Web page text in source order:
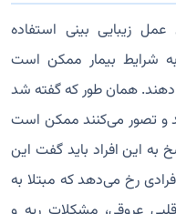
زیبایی بینی استفاده
شرایط بیمار ممکن است
دهند. همان طور که گفته شد
و تصور می‌کنند ممکن است
به این افراد باید گفت این
رخ می‌دهد که مبتلا به